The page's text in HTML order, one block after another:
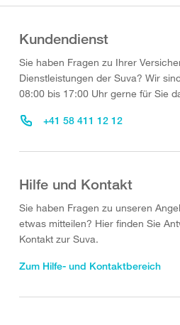
Kundendienst
Sie haben Fragen zu Ihrer
Dienstleistungen der Suva? Wir
08:00 bis 17:00 Uhr gerne für Sie
+41 58 411 12 12
Hilfe und Kontakt
Sie haben Fragen zu unseren
etwas mitteilen? Hier finden Sie
Kontakt zur Suva.
Zum Hilfe- und Kontaktbereich